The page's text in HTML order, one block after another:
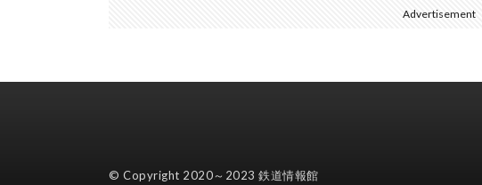
Advertisement
© Copyright 2020～2023 鉄道情報館